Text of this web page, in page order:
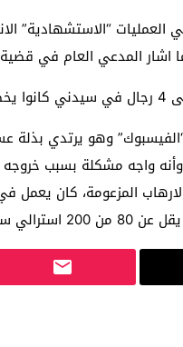
“يجب الاستمرار في العمليات
العام في قضية محكمة
وهو يرتدي بذلة
واجه مشكلة بسبب
المزعومة، كان يعمل
هناك قد قتلوا.